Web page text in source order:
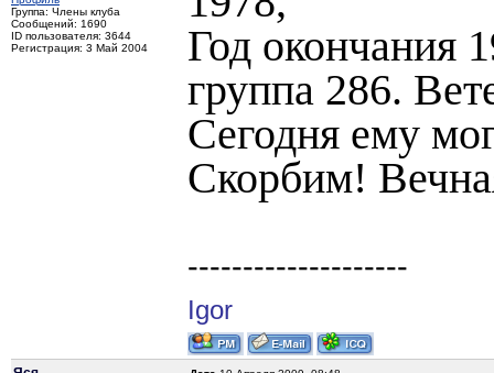
Группа: Члены клуба
Сообщений: 1690
ID пользователя: 3644
Регистрация: 3 Май 2004
Год окончания
группа 286.
Сегодня ему
Скорбим!
--------------------
Igor